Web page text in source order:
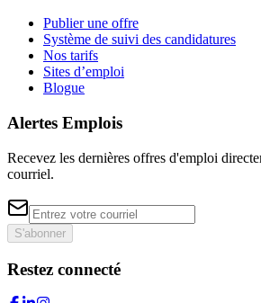
Publier une offre
Système de suivi des candidatures
Nos tarifs
Sites d’emploi
Blogue
Alertes Emplois
Recevez les dernières offres d'emploi
courriel.
S'abonner
Restez connecté